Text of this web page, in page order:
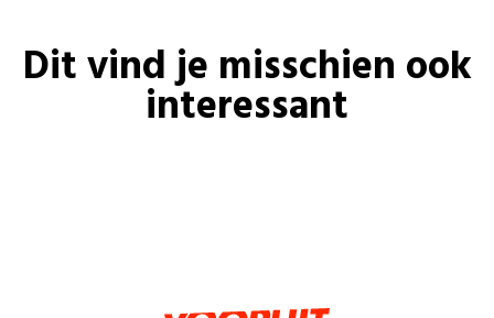
Dit vind je misschien ook
interessant